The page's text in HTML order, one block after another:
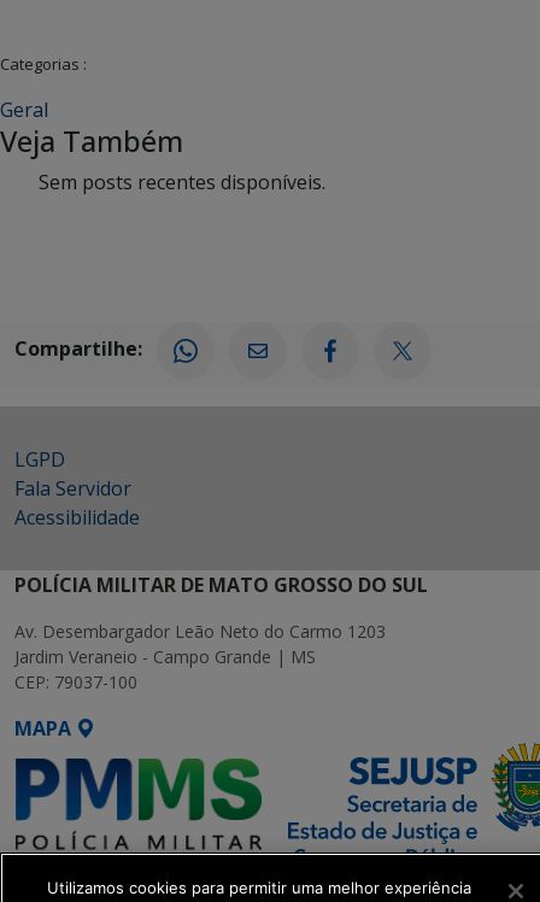
Categorias :
Geral
Veja Também
Sem posts recentes disponíveis.
Compartilhe:
LGPD
Fala Servidor
Acessibilidade
POLÍCIA MILITAR DE MATO GROSSO DO SUL
Av. Desembargador Leão Neto do Carmo 1203
Jardim Veraneio - Campo Grande | MS
CEP: 79037-100
MAPA
SETDIG | Secretaria-Executiva
Utilizamos cookies para permitir uma melhor experiência